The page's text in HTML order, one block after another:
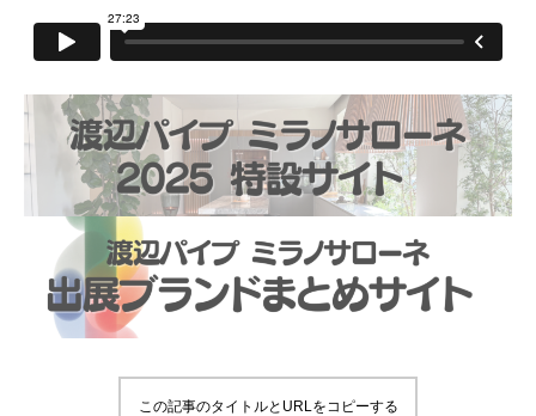
この記事のタイトルとURLをコピーする